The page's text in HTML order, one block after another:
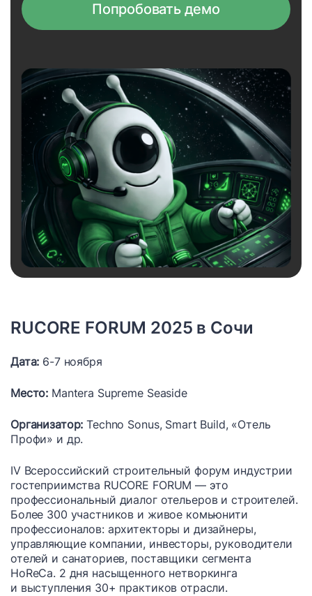
Попробовать демо
RUCORE FORUM 2025 в Сочи
Дата: 6-7 ноября
Место: Mantera Supreme Seaside
Организатор: Techno Sonus, Smart Build, «Отель
Профи» и др.
IV Всероссийский строительный форум индустрии
гостеприимства RUCORE FORUM — это
профессиональный диалог отельеров и строителей.
Более 300 участников и живое комьюнити
профессионалов: архитекторы и дизайнеры,
управляющие компании, инвесторы, руководители
отелей и санаториев, поставщики сегмента
HoReCa. 2 дня насыщенного нетворкинга
и выступления 30+ практиков отрасли.